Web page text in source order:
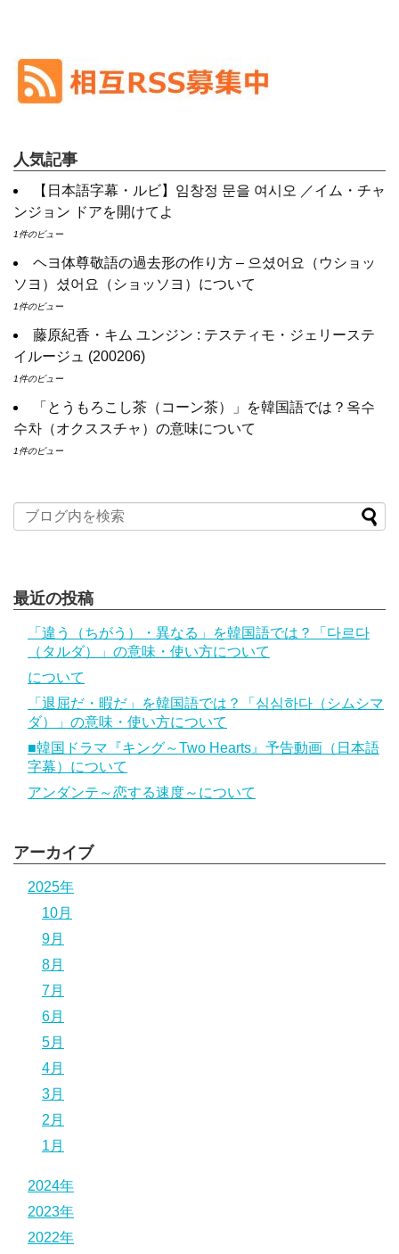
메이킹 괴짜 판사들의 실종된 정의 찾기 프로젝트! ‘이판사판’ 대본 리
딩 현장!
NEW!
ハン・ヘジン 한혜진 – (선공개) 강남 3대 얼짱 출신 &#39;한혜진 언니
ハン・ヘジン 한혜진 – Still We (여전히 우리는)
「ライフ・ オン・ マーズ」2019年11月2日TSUTAYAにて先行レン
タル開始！
Crash Landing On You/ヒョンビン
ユン・ギュンサン、番組にも登場した愛猫が急死…イ・ソンギョン
ら同僚芸能人から慰めの言葉が続々 – Taka News
キム・レウォンの影絵遊び！？「黒騎士～永遠の約束～」メイキン
グを一部公開（DVD-SET2特典映像より）
Powered by livedoor 相互RSS
yoon kyun sang
HSF(126)-윤균상 서울숲 벤치 (YUN Kyunsang)(4)September::
Healing in Seoul Forest (서울숲)
九尾狐外伝 第２話 キム・ジウ チョ・ヒョンジェ
九尾狐外伝 メイキング03 ハン・イェスル
チョ・ヒョンジェ 조현재 九尾狐外伝 制作発表会
キム・テヒの弟イ・ワン♥イ・ボミ、今日（28日）結婚……
「まず熱く掃除せよ」女優キム・ユジョン、「健康がとても回復…
痩せたのはソン・ジェリムのせい!? 」 (11/26)
キム・ユジョン、美しいセルフショットで近況を伝える“会いたいで
しょ？” Big News TV
を見た瞬間惹かれた” 20180123
幻の王女チャミョンゴ エンディング
[Fan MV]七日の王妃(7일의 왕비)OST – 정기고 (Junggigo) – 그리고
그려도 (Miss You In My Heart)
演で話題 Big News TV
Powered by livedoor 相互RSS
人気記事
【日本語字幕・ルビ】임창정 문을 여시오 ／イム・チャ
ンジョン ドアを開けてよ
1件のビュー
ヘヨ体尊敬語の過去形の作り方 – 으셨어요（ウショッ
ソヨ）셨어요（ショッソヨ）について
1件のビュー
藤原紀香・キム ユンジン : テスティモ・ジェリーステ
イルージュ (200206)
1件のビュー
「とうもろこし茶（コーン茶）」を韓国語では？옥수
수차（オクススチャ）の意味について
1件のビュー
最近の投稿
「違う（ちがう）・異なる」を韓国語では？「다르다
（タルダ）」の意味・使い方について
について
「退屈だ・暇だ」を韓国語では？「심심하다（シムシマ
ダ）」の意味・使い方について
■韓国ドラマ『キング～Two Hearts』予告動画（日本語
字幕）について
アンダンテ～恋する速度～について
アーカイブ
2025年
10月
9月
8月
7月
6月
5月
4月
3月
2月
1月
2024年
2023年
2022年